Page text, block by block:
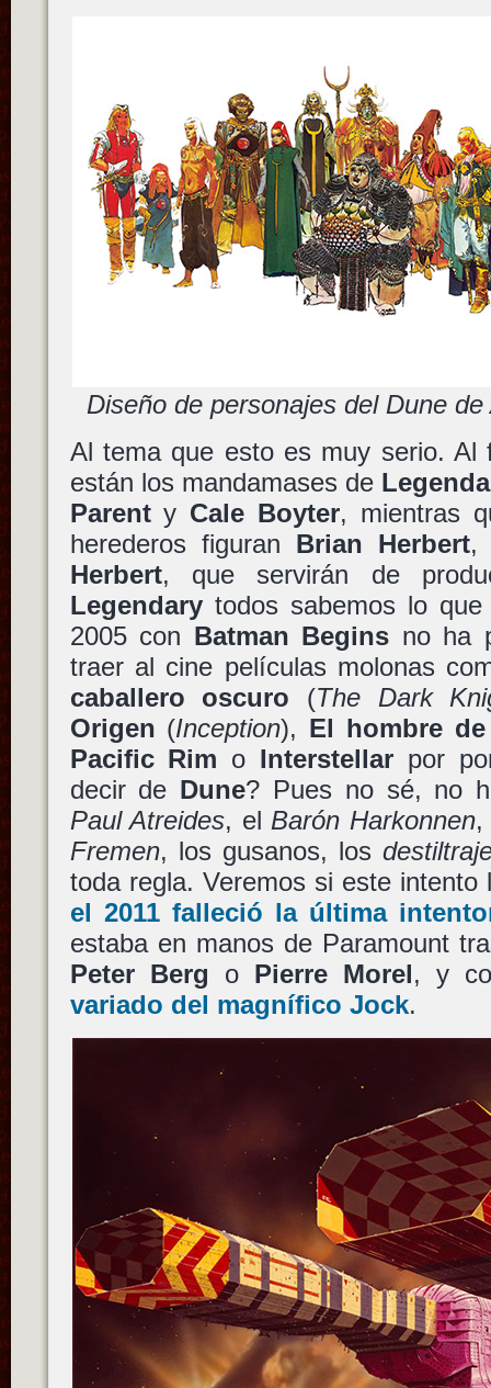
Diseño de personajes del Dune
Al tema que esto es muy serio. Al
están los mandamases de
Parenty Cale Boyter, mientras
herederos figuran Brian Herbert
Herbert, que servirán de
Legendarytodos sabemos lo que
2005 con Batman Begins no ha
traer al cine películas molonas
caballero oscuro (The Dark
Origen (Inception), El hombre
Pacific Rim o Interstellar por
decir de Dune? Pues no sé, no
Paul Atreides, el Barón Harkonnen
Fremen, los gusanos, los
toda regla. Veremos si este
el 2011 falleció la última
estaba en manos de Paramount
Peter Berg o Pierre Morel, y
variado del magnífico Jock.